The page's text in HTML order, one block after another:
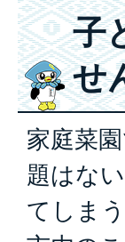
子
せ
家庭菜
題はな
てしま